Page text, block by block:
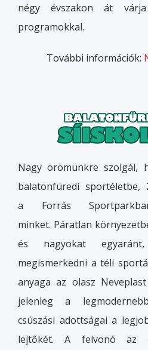
négy évszakon át
programokkal.
További információk:
Nagy örömünkre szolgál,
balatonfüredi sportéletbe,
a Forrás
minket. Páratlan
és nagyokat
megismerkedni a téli
anyaga az olasz
jelenleg a
csúszási adottságai a
lejtőkét. A felvonó az